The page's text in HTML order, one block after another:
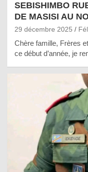
SEBISHIMBO
DE MASISI AU
29 décembre 2025
Chère famille, Frères
ce début d’année, je